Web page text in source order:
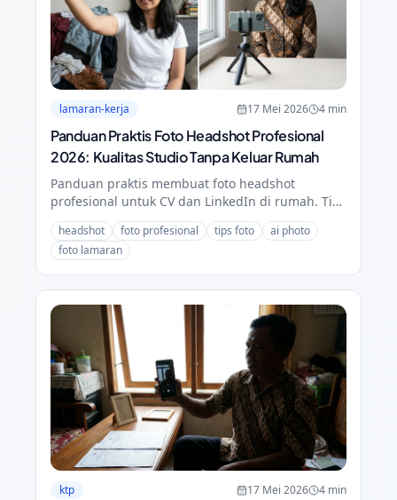
lamaran-kerja 17 Mei 2026 4 min
Panduan Praktis Foto Headshot Profesional
2026: Kualitas Studio Tanpa Keluar Rumah
Panduan praktis membuat foto headshot
profesional untuk CV dan LinkedIn di rumah. Tips
pencahayaan, pose, dan cara edit agar hasil
sekelas studio foto.
headshot foto profesional tips foto
ai photo
foto lamaran
ktp 17 Mei 2026 4 min